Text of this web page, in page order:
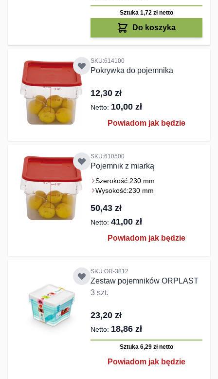
Sztuka 1,72 złnetto
Do koszyka
SKU:614100
Pokrywka do pojemnika
12,30 zł
10,00 zł
Powiadom jak będzie
SKU:610500
Pojemnik z miarką
Szerokość:230 mm
Wysokość:230 mm
50,43 zł
41,00 zł
Powiadom jak będzie
SKU:OR-3812
Zestaw pojemników ORPLAST
3 szt.
23,20 zł
18,86 zł
Sztuka 6,29 złnetto
Powiadom jak będzie